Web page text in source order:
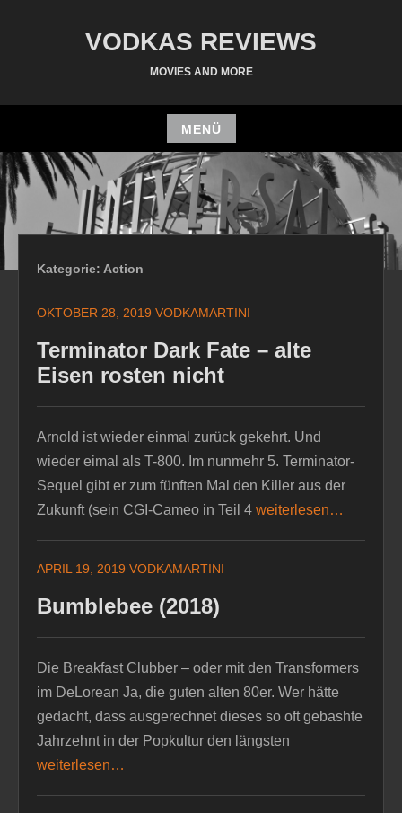
VODKAS REVIEWS
MOVIES AND MORE
MENÜ
Zum
Inhalt
springen
Kategorie: Action
OKTOBER 28, 2019 VODKAMARTINI
Terminator Dark Fate – alte
Eisen rosten nicht
Arnold ist wieder einmal zurück gekehrt. Und
wieder eimal als T-800. Im nunmehr 5. Terminator-
Sequel gibt er zum fünften Mal den Killer aus der
Zukunft (sein CGI-Cameo in Teil 4 weiterlesen…
APRIL 19, 2019 VODKAMARTINI
Bumblebee (2018)
Die Breakfast Clubber – oder mit den Transformers
im DeLorean Ja, die guten alten 80er. Wer hätte
gedacht, dass ausgerechnet dieses so oft gebashte
Jahrzehnt in der Popkultur den längsten
weiterlesen…